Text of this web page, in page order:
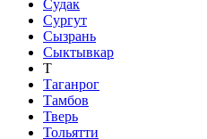
Судак
Сургут
Сызрань
Сыктывкар
Т
Таганрог
Тамбов
Тверь
Тольятти